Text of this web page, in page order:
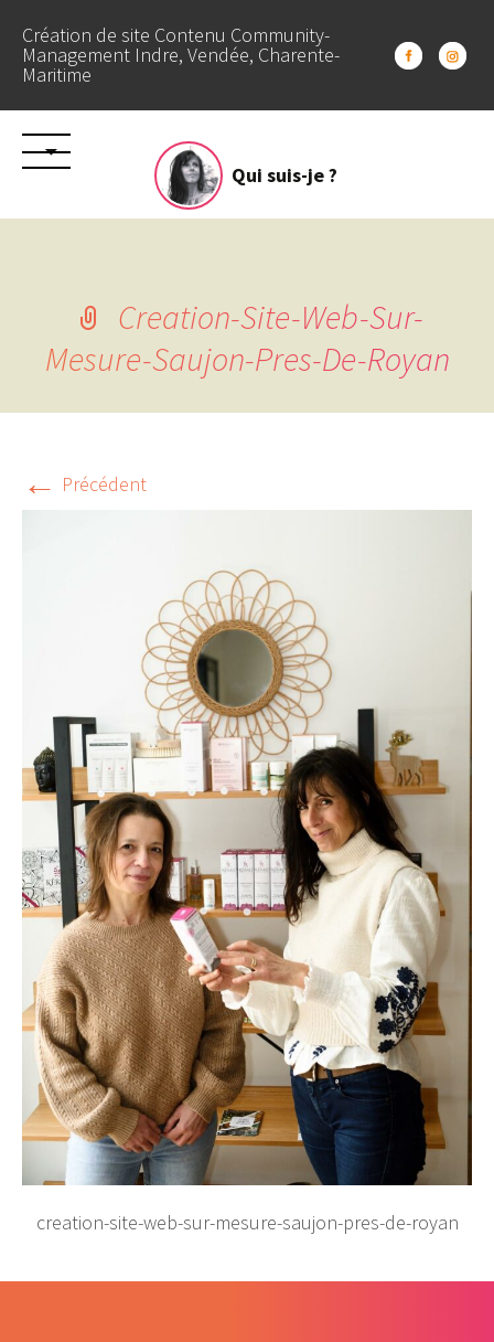
Création de site Contenu Community-
Management Indre, Vendée, Charente-
Maritime
Aller
Qui suis-je ?
Creation-Site-Web-Sur-
Mesure-Saujon-Pres-De-Royan
← Précédent
creation-site-web-sur-mesure-saujon-pres-de-royan